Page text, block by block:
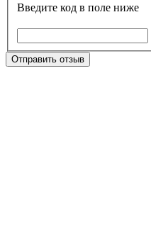
Введите код в поле ниже
Отправить отзыв